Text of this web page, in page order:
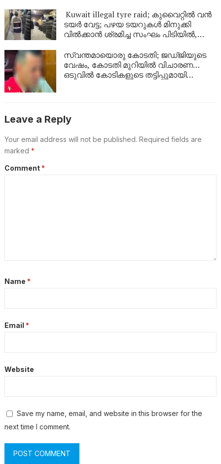
ഉടൻ
Kuwait illegal tyre raid; കുവൈറ്റിൽ വൻ
ടയർ വേട്ട; പഴയ ടയറുകൾ മിനുക്കി
വിൽക്കാൻ ശ്രമിച്ച സംഘം പിടിയിൽ,
ടയറുകൾ
സ്വന്തമായൊരു കോടതി; ജഡ്ജിയുടെ
വേഷം, കോടതി മുറിയിൽ വിചാരണ…
ഒടുവിൽ കോടികളുടെ തട്ടിപ്പുമായി
Leave a Reply
Your email address will not be published. Required fields are
marked *
Comment *
Name *
Email *
Website
Save my name, email, and website in this browser for the
next time I comment.